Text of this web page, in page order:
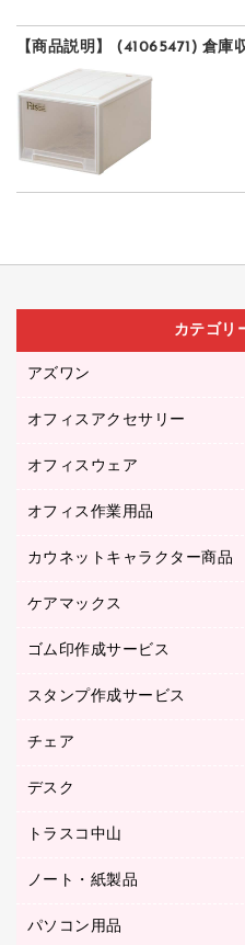
【商品説明】 (41065471) 倉庫
カテゴリ
アズワン
医療・介護用品（食品・飲
研究・環境管理用品
オフィスアクセサリー
オフィスアクセサリー
オフィスウェア
アウター
ブラウス・シャツ
オフィス作業用品
ペット用品
倉庫収納用品
台車・脚立
梱包用テープ
梱包用品
防災用品
カウネットキャラクター商品
カウネットキャラクター商
ケアマックス
医療・介護用品（食品・飲
ゴム印作成サービス
ゴム印作成サービス
スタンプ作成サービス
カウネットスタンプ作成サ
チェア
オフィスチェア
ミーティングチェア
デスク
カウンター
デスク
トラスコ中山
建築・作業用品
研究・環境管理用品
ノート・紙製品
ノート
パソコン用品